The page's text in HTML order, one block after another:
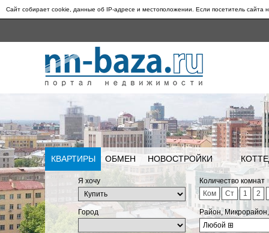
Сайт собирает cookie, данные об IP-адресе и местоположении. Если посетитель сайта
КВАРТИРЫ ОБМЕН НОВОСТРОЙКИ
Я хочу
Количество комнат
Ком
Ст 1 2
Город
Район,
Любой ⊞